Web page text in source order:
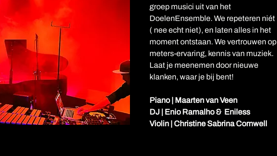
groep musici uit van het
DoelenEnsemble. We repeteren niét
( nee echt niet), en laten alles in het
moment ontstaan. We vertrouwen op
meters-ervaring, kennis van muziek.
Laat je meenemen door nieuwe
klanken, waar je bij bent!
Piano | Maarten van Veen
DJ | Enio Ramalho &  Eniless
Violin | Christine Sabrina Cornwell